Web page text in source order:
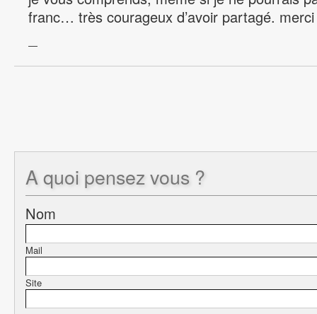
franc… très courageux d’avoir partagé. merci
—
A quoi pensez vous ?
Nom
Mail
Site